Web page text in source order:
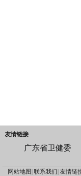
友情链接
广东省卫健委
网站地图| 联系我们| 友情链